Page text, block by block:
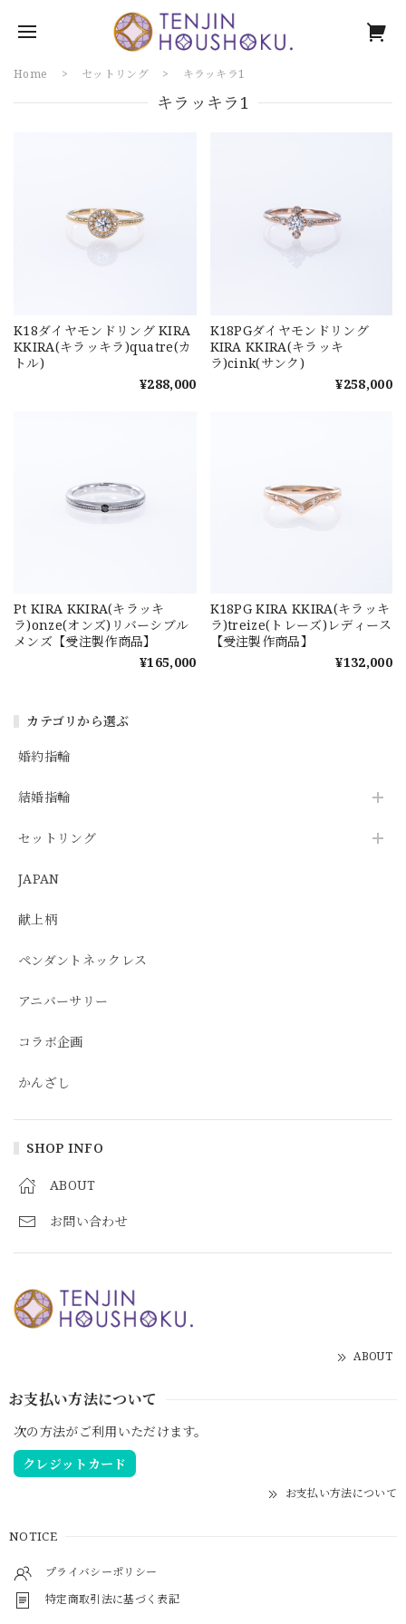
カテゴリから選ぶ
婚約指輪
結婚指輪
セットリング
JAPAN
献上柄
ペンダントネックレス
アニバーサリー
コラボ企画
かんざし
SHOP INFO
ABOUT
お問い合わせ
Home セットリング キラッキラ1
キラッキラ1
K18ダイヤモンドリング KIRA
KKIRA(キラッキラ)quatre(カ
トル)
¥288,000
K18PGダイヤモンドリング
KIRA KKIRA(キラッキ
ラ)cink(サンク)
¥258,000
Pt KIRA KKIRA(キラッキ
ラ)onze(オンズ)リバーシブル
メンズ【受注製作商品】
¥165,000
K18PG KIRA KKIRA(キラッキ
ラ)treize(トレーズ)レディース
【受注製作商品】
¥132,000
ABOUT
お支払い方法について
次の方法がご利用いただけます。
クレジットカード
お支払い方法について
NOTICE
プライバシーポリシー
特定商取引法に基づく表記